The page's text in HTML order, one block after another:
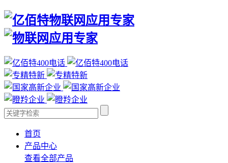
首页
产品中心
查看全部产品